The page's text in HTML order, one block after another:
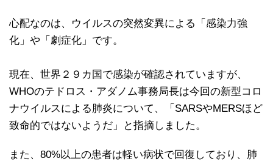
心配なのは、ウイルスの突然変異による「感染力強
化」や「劇症化」です。
現在、世界２９カ国で感染が確認されていますが、
WHOのテドロス・アダノム事務局長は今回の新型コロ
ナウイルスによる肺炎について、「SARSやMERSほど
致命的ではないようだ」と指摘しました。
また、80%以上の患者は軽い病状で回復しており、肺